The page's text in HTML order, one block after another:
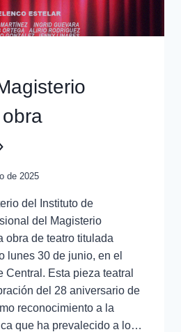
de 2025
del Instituto de
del Magisterio
obra de teatro titulada
lunes 30 de junio, en el
Esta pieza teatral
del 28 aniversario de
reconocimiento a la
que ha prevalecido a lo…